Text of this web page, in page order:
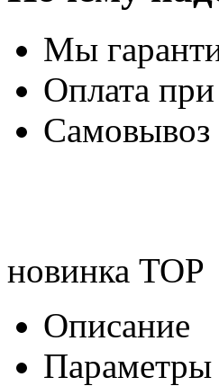
Мы
Оплата
Самовывоз
новинка TOP
Описание
Параметры